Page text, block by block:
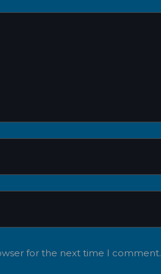
for the next time I comment.